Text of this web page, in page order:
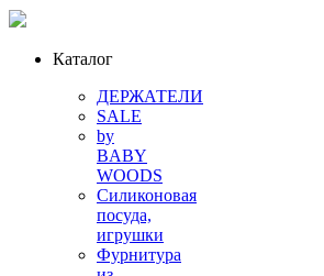
Каталог
ДЕРЖАТЕЛИ
SALE
by
BABY
WOODS
Силиконовая
посуда,
игрушки
Фурнитура